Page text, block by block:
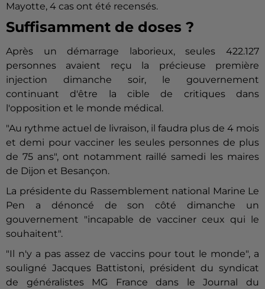
Mayotte, 4 cas ont été recensés.
Suffisamment de doses ?
Après un démarrage laborieux, seules 422.127
personnes avaient reçu la précieuse première
injection dimanche soir, le gouvernement
continuant d'être la cible de critiques dans
l'opposition et le monde médical.
"Au rythme actuel de livraison, il faudra plus de 4 mois
et demi pour vacciner les seules personnes de plus
de 75 ans", ont notamment raillé samedi les maires
de Dijon et Besançon.
La présidente du Rassemblement national Marine Le
Pen a dénoncé de son côté dimanche un
gouvernement "incapable de vacciner ceux qui le
souhaitent".
"Il n'y a pas assez de vaccins pour tout le monde", a
souligné Jacques Battistoni, président du syndicat
de généralistes MG France dans le Journal du